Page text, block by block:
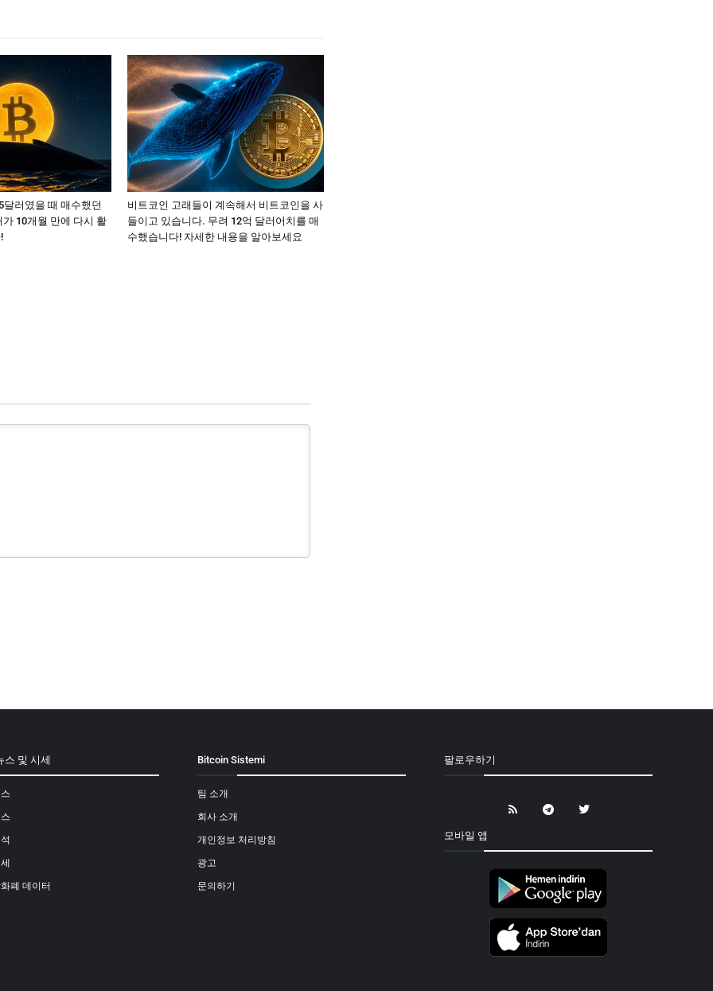
러였을 때 매수했던
10개월 만에 다시 활
비트코인 고래들이 계속해서 비트코인을 사
들이고 있습니다. 무려 12억 달러어치를 매
수했습니다! 자세한 내용을 알아보세요
스 및 시세
폐 데이터
Bitcoin Sistemi
팀 소개
회사 소개
개인정보 처리방침
광고
문의하기
팔로우하기
모바일 앱